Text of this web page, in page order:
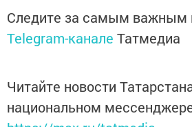
Следите за самым важным
Telegram-канале Татмедиа
Читайте новости
национальном